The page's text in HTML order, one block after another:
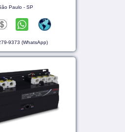
Paulo - SP
9373 (WhatsApp)